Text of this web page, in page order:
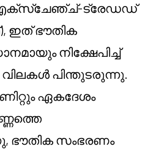
ട്രേഡഡ്
ഇത് ഭൗതിക
നിക്ഷേപിച്ച്
പിന്തുടരുന്നു.
ഏകദേശം
ഭൗതിക സംഭരണം